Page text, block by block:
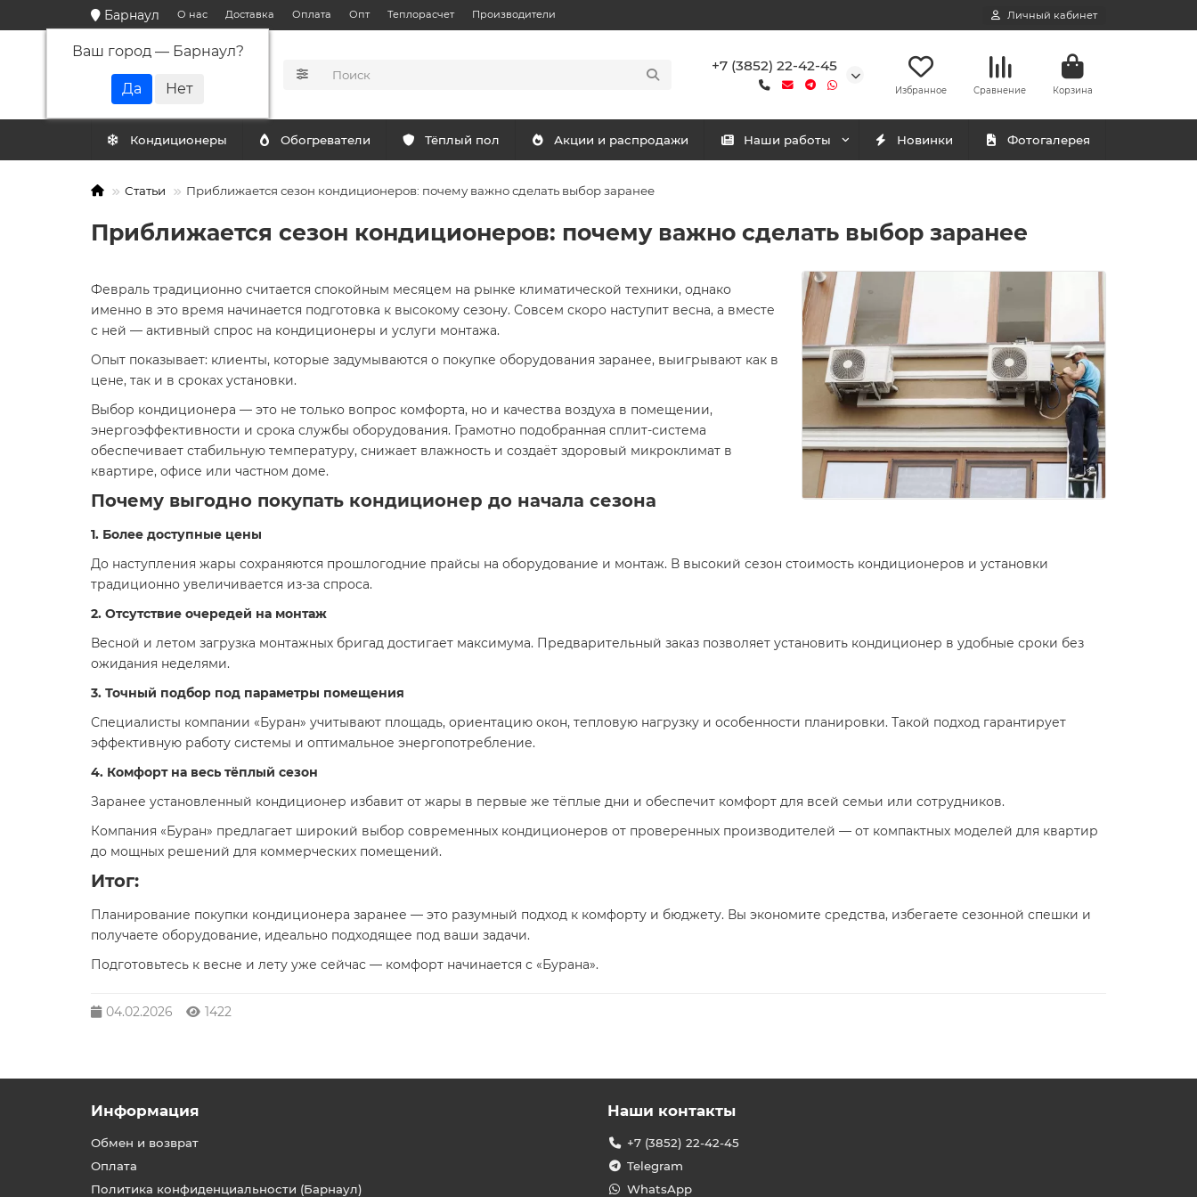
Барнаул
Ваш город — Барнаул?
О нас Доставка Оплата Опт Теплорасчет Производители Личный кабинет
+7 (3852) 22-42-45
Избранное Сравнение Корзина
Кондиционеры Обогреватели Тёплый пол Акции и распродажи Наши работы Новинки Фотогалерея
Статьи Приближается сезон кондиционеров: почему важно сделать выбор заранее
Приближается сезон кондиционеров: почему важно сделать выбор заранее
Февраль традиционно считается спокойным месяцем на рынке климатической техники, однако
именно в это время начинается подготовка к высокому сезону. Совсем скоро наступит весна, а вместе
с ней — активный спрос на кондиционеры и услуги монтажа.
Опыт показывает: клиенты, которые задумываются о покупке оборудования заранее, выигрывают как в
цене, так и в сроках установки.
Выбор кондиционера — это не только вопрос комфорта, но и качества воздуха в помещении,
энергоэффективности и срока службы оборудования. Грамотно подобранная сплит-система
обеспечивает стабильную температуру, снижает влажность и создаёт здоровый микроклимат в
квартире, офисе или частном доме.
Почему выгодно покупать кондиционер до начала сезона
1. Более доступные цены
До наступления жары сохраняются прошлогодние прайсы на оборудование и монтаж. В высокий сезон стоимость кондиционеров и установки
традиционно увеличивается из-за спроса.
2. Отсутствие очередей на монтаж
Весной и летом загрузка монтажных бригад достигает максимума. Предварительный заказ позволяет установить кондиционер в удобные сроки без
ожидания неделями.
3. Точный подбор под параметры помещения
Специалисты компании «Буран» учитывают площадь, ориентацию окон, тепловую нагрузку и особенности планировки. Такой подход гарантирует
эффективную работу системы и оптимальное энергопотребление.
4. Комфорт на весь тёплый сезон
Заранее установленный кондиционер избавит от жары в первые же тёплые дни и обеспечит комфорт для всей семьи или сотрудников.
Компания «Буран» предлагает широкий выбор современных кондиционеров от проверенных производителей — от компактных моделей для квартир
до мощных решений для коммерческих помещений.
Итог:
Планирование покупки кондиционера заранее — это разумный подход к комфорту и бюджету. Вы экономите средства, избегаете сезонной спешки и
получаете оборудование, идеально подходящее под ваши задачи.
Подготовьтесь к весне и лету уже сейчас — комфорт начинается с «Бурана».
04.02.2026 1422
Информация
Обмен и возврат
Оплата
Политика конфиденциальности (Барнаул)
Наши контакты
+7 (3852) 22-42-45
Telegram
WhatsApp